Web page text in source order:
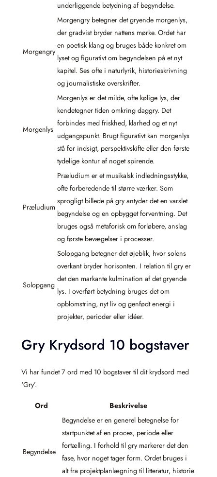
underliggende betydning af begyndelse.
Morgengry
Morgengry betegner det gryende morgenlys,
der gradvist bryder nattens mørke. Ordet har
en poetisk klang og bruges både konkret om
lyset og figurativt om begyndelsen på et nyt
kapitel. Ses ofte i naturlyrik, historieskrivning
og journalistiske overskrifter.
Morgenlys
Morgenlys er det milde, ofte kølige lys, der
kendetegner tiden omkring daggry. Det
forbindes med friskhed, klarhed og et nyt
udgangspunkt. Brugt figurativt kan morgenlys
stå for indsigt, perspektivskifte eller den første
tydelige kontur af noget spirende.
Præludium
Præludium er et musikalsk indledningsstykke,
ofte forberedende til større værker. Som
sprogligt billede på gry antyder det en varslet
begyndelse og en opbygget forventning. Det
bruges også metaforisk om forløbere, anslag
og første bevægelser i processer.
Solopgang
Solopgang betegner det øjeblik, hvor solens
overkant bryder horisonten. I relation til gry er
det den markante kulmination af det gryende
lys. I overført betydning bruges det om
opblomstring, nyt liv og genfødt energi i
projekter, perioder eller idéer.
Gry Krydsord 10 bogstaver
Vi har fundet 7 ord med 10 bogstaver til dit krydsord med
‘Gry’.
Ord Beskrivelse
Begyndelse
Begyndelse er en generel betegnelse for
startpunktet af en proces, periode eller
fortælling. I forhold til gry markerer det den
fase, hvor noget tager form. Ordet bruges i
alt fra projektplanlægning til litteratur, historie